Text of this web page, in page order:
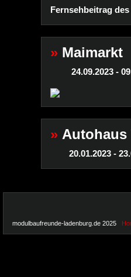
Fernsehbeitrag
» Maimarkt
24.09.2023 -
» Autohaus
20.01.2023 -
modulbaufreunde-ladenburg.de 2025